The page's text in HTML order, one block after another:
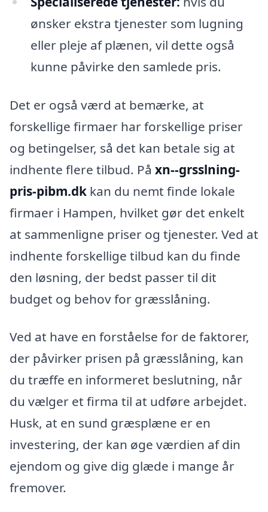
ønsker ekstra tjenester som lugning
eller pleje af plænen, vil dette også
kunne påvirke den samlede pris.
Det er også værd at bemærke, at
forskellige firmaer har forskellige priser
og betingelser, så det kan betale sig at
indhente flere tilbud. På xn--grsslning-
pris-pibm.dk kan du nemt finde lokale
firmaer i Hampen, hvilket gør det enkelt
at sammenligne priser og tjenester. Ved at
indhente forskellige tilbud kan du finde
den løsning, der bedst passer til dit
budget og behov for græsslåning.
Ved at have en forståelse for de faktorer,
der påvirker prisen på græsslåning, kan
du træffe en informeret beslutning, når
du vælger et firma til at udføre arbejdet.
Husk, at en sund græsplæne er en
investering, der kan øge værdien af din
ejendom og give dig glæde i mange år
fremover.